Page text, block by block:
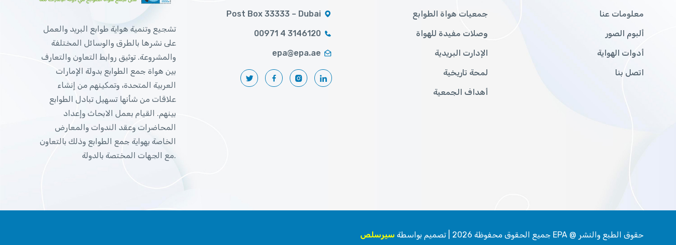
تشجيع وتنمية هواية طوابع البريد والعمل
على نشرها بالطرق والوسائل المختلفة
والمشروعة. توثيق روابط التعاون والتعارف
بين هواة جمع الطوابع بدولة الإمارات
العربية المتحدة، وتمكينهم من إنشاء
علاقات من شأنها تسهيل تبادل الطوابع
بينهم. القيام بعمل الابحاث وإعداد
المحاضرات وعقد الندوات والمعارض
الخاصة بهواية جمع الطوابع وذلك بالتعاون
مع الجهات المختصة بالدولة.
Post Box 33333 – Dubai
00971 4 3146120
epa@epa.ae
جمعيات هواة الطوابع
وصلات مفيدة للهواة
الإدارت البريدية
لمحة تاريخية
أهداف الجمعية
معلومات عنا
ألبوم الصور
أدوات الهواية
اتصل بنا
حقوق الطبع والنشر @ EPA جميع الحقوق محفوظة 2026 | تصميم بواسطة سيرسلص